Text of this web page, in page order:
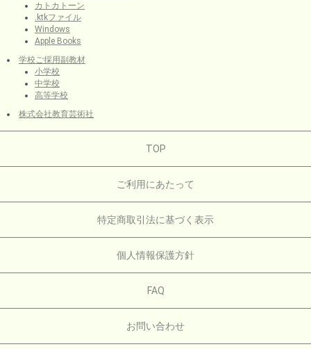
カトカトーン
.ktkファイル
Windows
Apple Books
学校ご採用副教材
小学校
中学校
高等学校
株式会社教育芸術社
TOP
ご利用にあたって
特定商取引法に基づく表示
個人情報保護方針
FAQ
お問い合わせ